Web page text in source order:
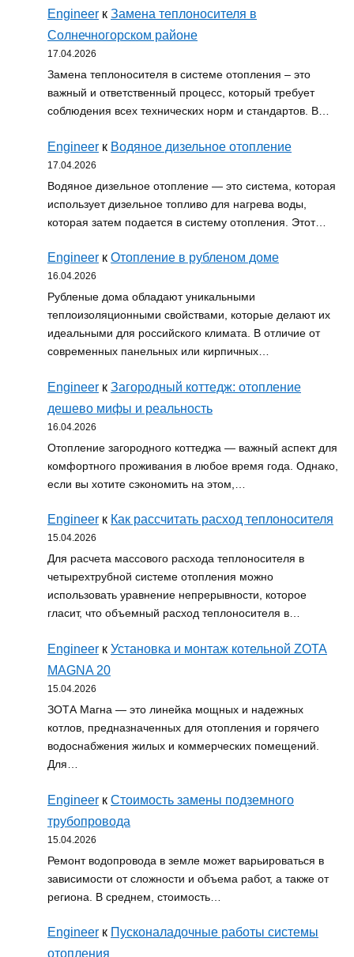
Engineer к Замена теплоносителя в
Солнечногорском районе
17.04.2026
Замена теплоносителя в системе отопления – это
важный и ответственный процесс, который требует
соблюдения всех технических норм и стандартов. В…
Engineer к Водяное дизельное отопление
17.04.2026
Водяное дизельное отопление — это система, которая
использует дизельное топливо для нагрева воды,
которая затем подается в систему отопления. Этот…
Engineer к Отопление в рубленом доме
16.04.2026
Рубленые дома обладают уникальными
теплоизоляционными свойствами, которые делают их
идеальными для российского климата. В отличие от
современных панельных или кирпичных…
Engineer к Загородный коттедж: отопление
дешево мифы и реальность
16.04.2026
Отопление загородного коттеджа — важный аспект для
комфортного проживания в любое время года. Однако,
если вы хотите сэкономить на этом,…
Engineer к Как рассчитать расход теплоносителя
15.04.2026
Для расчета массового расхода теплоносителя в
четырехтрубной системе отопления можно
использовать уравнение непрерывности, которое
гласит, что объемный расход теплоносителя в…
Engineer к Установка и монтаж котельной ZOTA
MAGNA 20
15.04.2026
ЗОТА Магна — это линейка мощных и надежных
котлов, предназначенных для отопления и горячего
водоснабжения жилых и коммерческих помещений.
Для…
Engineer к Стоимость замены подземного
трубопровода
15.04.2026
Ремонт водопровода в земле может варьироваться в
зависимости от сложности и объема работ, а также от
региона. В среднем, стоимость…
Engineer к Пусконаладочные работы системы
отопления